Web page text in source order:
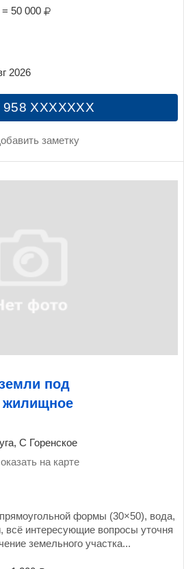
= 50 000
958 XXXXXXX
заметку
2026
под
жилищное
С Горенское
на карте
формы (30×50), вода,
всё интересующие вопросы уточня
земельного участка...